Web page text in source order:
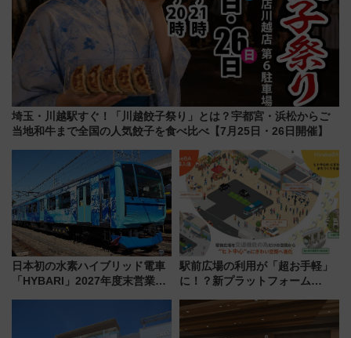
埼玉・川越駅すぐ！「川越餃子祭り」とは？宇都宮・浜松からご
当地和牛まで全国の人気餃子を食べ比べ【7月25日・26日開催】
日本初の水素ハイブリッド電車
「HYBARI」2027年度末営業運
駅前広場の利用が「超お手軽」
に！？新プラットフォーム
マホで簡単申請 物販や演奏会な
どに【JR東日本】